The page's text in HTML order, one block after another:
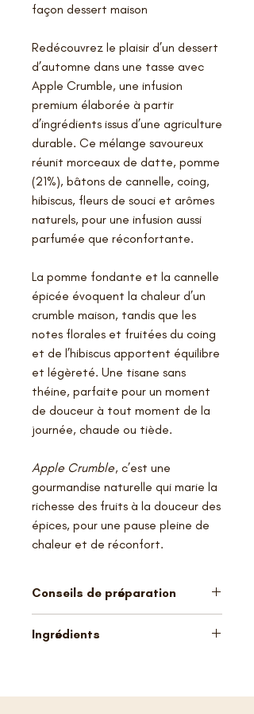
façon dessert maison
Redécouvrez le plaisir d’un dessert
d’automne dans une tasse avec
Apple Crumble, une infusion
premium élaborée à partir
d’ingrédients issus d’une agriculture
durable. Ce mélange savoureux
réunit morceaux de datte, pomme
(21%), bâtons de cannelle, coing,
hibiscus, fleurs de souci et arômes
naturels, pour une infusion aussi
parfumée que réconfortante.
La pomme fondante et la cannelle
épicée évoquent la chaleur d’un
crumble maison, tandis que les
notes florales et fruitées du coing
et de l’hibiscus apportent équilibre
et légèreté. Une tisane sans
théine, parfaite pour un moment
de douceur à tout moment de la
journée, chaude ou tiède.
Apple Crumble, c’est une
gourmandise naturelle qui marie la
richesse des fruits à la douceur des
épices, pour une pause pleine de
chaleur et de réconfort.
Conseils de préparation
100°C
Ingrédients
arôme naturel, hibiscus, souci.